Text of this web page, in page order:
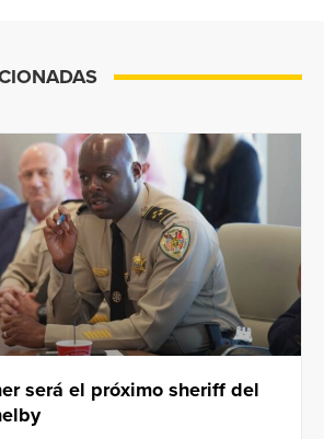
será el próximo sheriff del